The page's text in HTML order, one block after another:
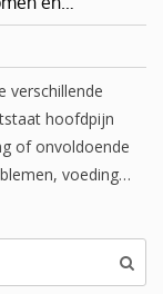
verschillende
hoofdpijn
of onvoldoende
voeding…